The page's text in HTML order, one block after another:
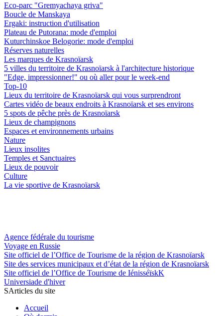
Eco-parc "Gremyachaya griva"
Boucle de Manskaya
Ergaki: instruction d'utilisation
Plateau de Putorana: mode d'emploi
Kuturchinskoe Belogorie: mode d'emploi
Réserves naturelles
Les marques de Krasnoïarsk
5 villes du territoire de Krasnoïarsk à l'architecture historique
"Edge, impressionner!" ou où aller pour le week-end
Top-10
Lieux du territoire de Krasnoïarsk qui vous surprendront
Cartes vidéo de beaux endroits à Krasnoïarsk et ses environs
5 spots de pêche près de Krasnoïarsk
Lieux de champignons
Espaces et environnements urbains
Nature
Lieux insolites
Temples et Sanctuaires
Lieux de pouvoir
Culture
La vie sportive de Krasnoïarsk
Agence fédérale du tourisme
Voyage en Russie
Site officiel de l’Office de Tourisme de la région de Krasnoïarsk
Site des services municipaux et d’état de la région de Krasnoïarsk
Site officiel de l’Office de Tourisme de IénisséïskK
Universiade d'hiver
SArticles du site
Accueil